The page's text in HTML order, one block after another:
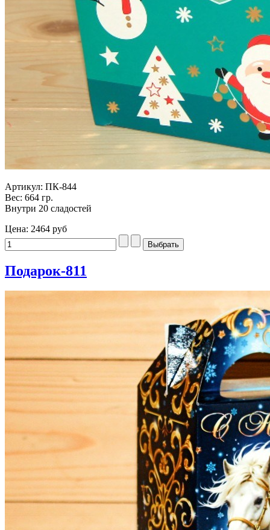
Артикул: ПК-844
Вес: 664 гр.
Внутри 20 сладостей
Цена: 2464 руб
Подарок-811